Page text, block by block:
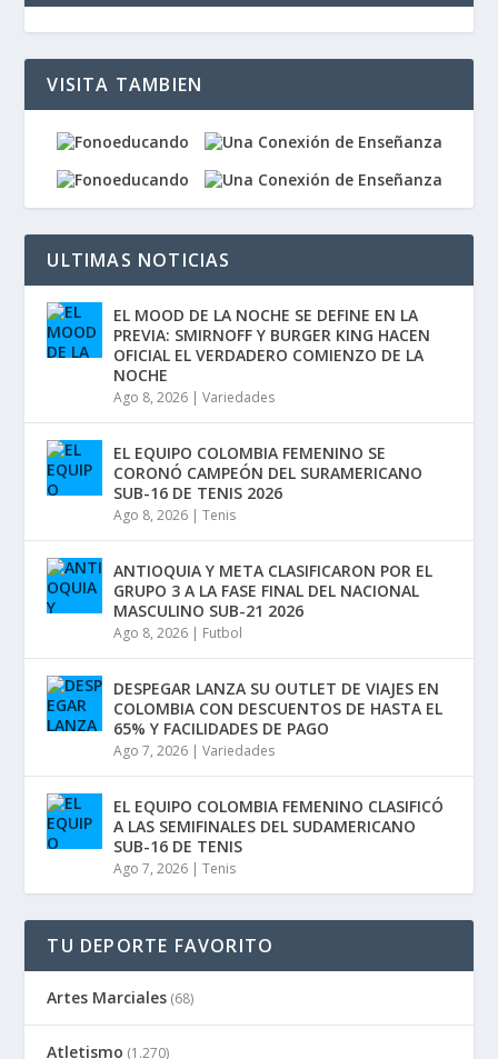
VISITA TAMBIEN
ULTIMAS NOTICIAS
EL MOOD DE LA NOCHE SE DEFINE EN LA
PREVIA: SMIRNOFF Y BURGER KING HACEN
OFICIAL EL VERDADERO COMIENZO DE LA
NOCHE
Ago 8, 2026 |Variedades
EL EQUIPO COLOMBIA FEMENINO SE
CORONÓ CAMPEÓN DEL SURAMERICANO
SUB-16 DE TENIS 2026
Ago 8, 2026 |Tenis
ANTIOQUIA Y META CLASIFICARON POR EL
GRUPO 3 A LA FASE FINAL DEL NACIONAL
MASCULINO SUB-21 2026
Ago 8, 2026 | Futbol
DESPEGAR LANZA SU OUTLET DE VIAJES EN
COLOMBIA CON DESCUENTOS DE HASTA EL
65% Y FACILIDADES DE PAGO
Ago 7, 2026 |Variedades
EL EQUIPO COLOMBIA FEMENINO CLASIFICÓ
A LAS SEMIFINALES DEL SUDAMERICANO
SUB-16 DE TENIS
Ago 7, 2026 |Tenis
TU DEPORTE FAVORITO
Artes Marciales (68)
Atletismo (1.270)